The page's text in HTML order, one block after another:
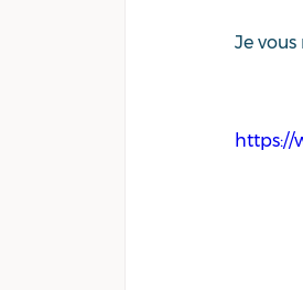
Je vous
https://